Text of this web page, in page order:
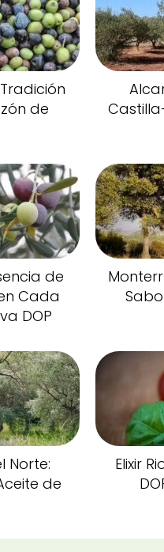
de
de
Cada
DOP
Norte:
de
Elixir